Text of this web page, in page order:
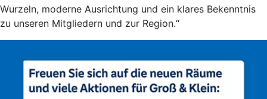
Wurzeln, moderne Ausrichtung und ein klares Bekenntnis
zu unseren Mitgliedern und zur Region.“